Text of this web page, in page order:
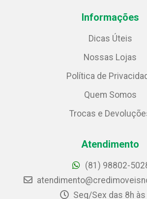
Informações
Dicas Úteis
Nossas Lojas
Política de
Quem Somos
Trocas e
Atendimento
(81) 98802-
Seg/Sex das 8h às